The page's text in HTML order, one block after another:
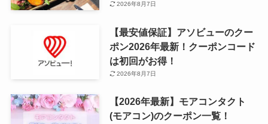
2026年8月7日
【最安値保証】アソビューのクー
ポン2026年最新！クーポンコード
は初回がお得！
2026年8月7日
【2026年最新】モアコンタクト
(モアコン)のクーポン一覧！